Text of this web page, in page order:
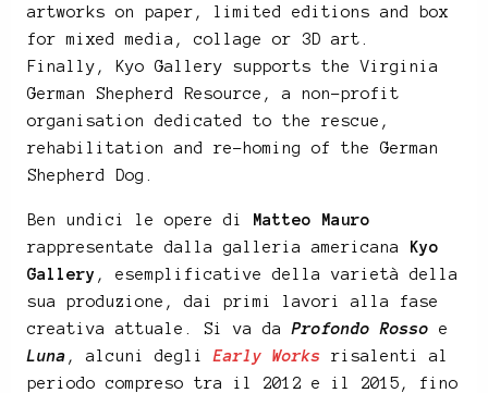
artworks on paper, limited editions and box
for mixed media, collage or 3D art.
Finally, Kyo Gallery supports the Virginia
German Shepherd Resource, a non-profit
organisation dedicated to the rescue,
rehabilitation and re-homing of the German
Shepherd Dog.
Ben undici le opere di
Matteo Mauro
rappresentate dalla galleria americana
Kyo
Gallery , esemplificative della varietà della
sua produzione, dai primi lavori alla fase
creativa attuale. Si va daProfondo Rosso
e
Luna , alcuni degli Early Works
risalenti al
periodo compreso tra il 2012 e il 2015, fino